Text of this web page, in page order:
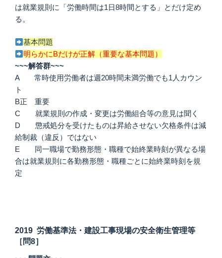
は就業規則に「労働時間は1日8時間とする」とだけ定め
る。
基本問題
明らかにBだけが正解（重要な基本問題）
~~~解答群~~~
A 常時使用労働者は週20時間未満労働でも1人カウン
ト
B正 重要
C 就業規則の作成・変更は労働組合等の意見は聞く
D 懲戒処分を受けたものは昇給させない欠格条件は減
給制裁（違反）ではない
E 同一職場で勤務形態・職種で始終業時刻が異なる場
合は就業規則に各勤務形態・職種ごとに始終業時刻を規
定
2019 労働基準法・建設工事現場の安全衛生管理等
［問8］